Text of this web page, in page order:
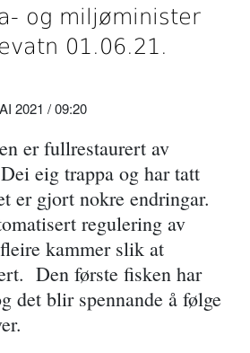
og miljøminister
01.06.21.
2021 / 09:20
er fullrestaurert av
eig trappa og har tatt
er gjort nokre endringar.
regulering av
kammer slik at
Den første fisken har
det blir spennande å følge